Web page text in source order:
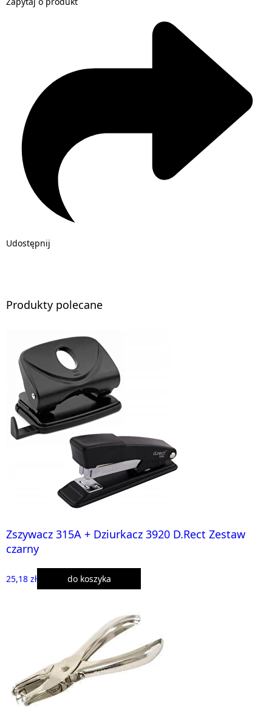
Udostępnij
Produkty polecane
Zszywacz 315A + Dziurkacz 3920 D.Rect Zestaw
czarny
25,18 zł do koszyka